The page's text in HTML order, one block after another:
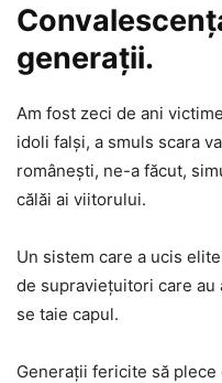
generații.
Am fost zeci de ani
idoli falși, a smuls scara
românești, ne-a făcut,
călăi ai viitorului.
Un sistem care a ucis
de supraviețuitori care au
se taie capul.
Generații fericite să plece